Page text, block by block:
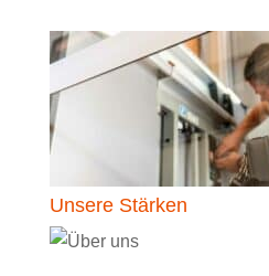
Unsere Stärken